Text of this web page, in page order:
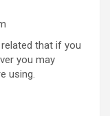
that if you
you may
using.